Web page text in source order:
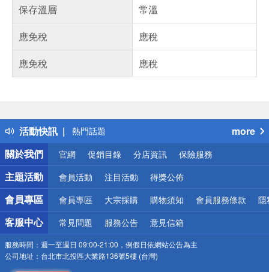
保存溫層
常溫
應免稅
應稅
應免稅
應稅
活動快訊
得獎公告
熱門話題
銀行優惠
偏遠地區配送
詐騙網頁！請小心！
more
關於我們
官網 促銷目錄 分店資訊 保險服務
主題活動 會員活動 注目活動 得獎公佈
會員專區 會員專區 大宗採購 購物須知 會員服務條款 隱
客服中心 常見問題 服務公告 意見信箱
服務時間： 週一至週日 09:00-21:00，例假日依網站公告為主
公司地址： 台北市北投區大業路136號5樓 (台灣)